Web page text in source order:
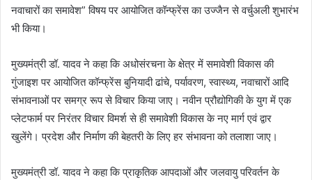
नवाचारों का समावेश” विषय पर आयोजित कॉन्फ्रेंस का उज्जैन से वर्चुअली शुभारंभ
भी किया।
मुख्यमंत्री डॉ. यादव ने कहा कि अधोसंरचना के क्षेत्र में समावेशी विकास की
गुंजाइश पर आयोजित कॉन्फ्रेंस बुनियादी ढांचे, पर्यावरण, स्वास्थ्य, नवाचारों आदि
संभावनाओं पर समग्र रूप से विचार किया जाए। नवीन प्रौद्योगिकी के युग में एक
प्लेटफार्म पर निरंतर विचार विमर्श से ही समावेशी विकास के नए मार्ग एवं द्वार
खुलेंगे। प्रदेश और निर्माण की बेहतरी के लिए हर संभावना को तलाशा जाए।
मुख्यमंत्री डॉ. यादव ने कहा कि प्राकृतिक आपदाओं और जलवायु परिवर्तन के